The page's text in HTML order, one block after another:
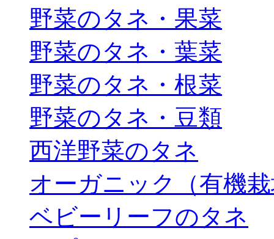
野菜のタネ・果菜
野菜のタネ・葉菜
野菜のタネ・根菜
野菜のタネ・豆類
西洋野菜のタネ
オーガニック（有機
ベビーリーフのタネ